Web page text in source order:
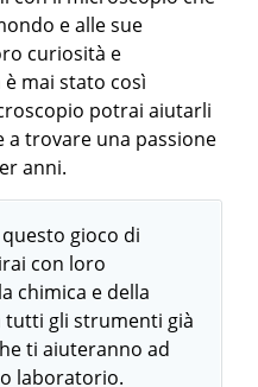
e alle sue
curiosità e
mai stato così
potrai aiutarli
a trovare una passione
anni.
gioco di
con loro
chimica e della
tutti gli strumenti già
ti aiuteranno ad
laboratorio.